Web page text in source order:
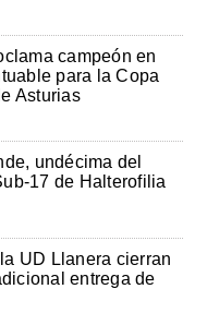
campeón en
para la Copa
Asturias
undécima del
17 de Halterofilia
UD Llanera cierran
entrega de